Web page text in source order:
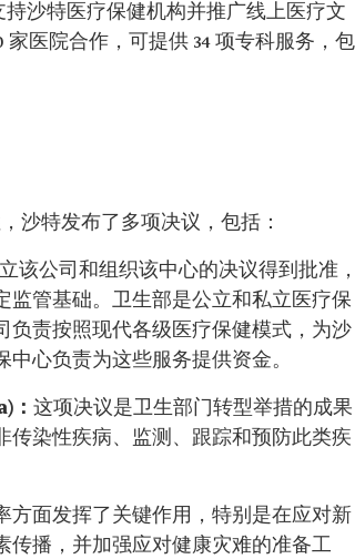
沙特医疗保健机构并推广线上医疗文
医院合作，可提供 34 项专科服务，包
沙特发布了多项决议，包括：
该公司和组织该中心的决议得到批准
管基础。卫生部是公立和私立医疗保
负责按照现代各级医疗保健模式，为沙
心负责为这些服务提供资金。
： 这项决议是卫生部门转型举措的成果
染性疾病、监测、跟踪和预防此类疾
方面发挥了关键作用，特别是在应对新
传播，并加强应对健康灾难的准备工